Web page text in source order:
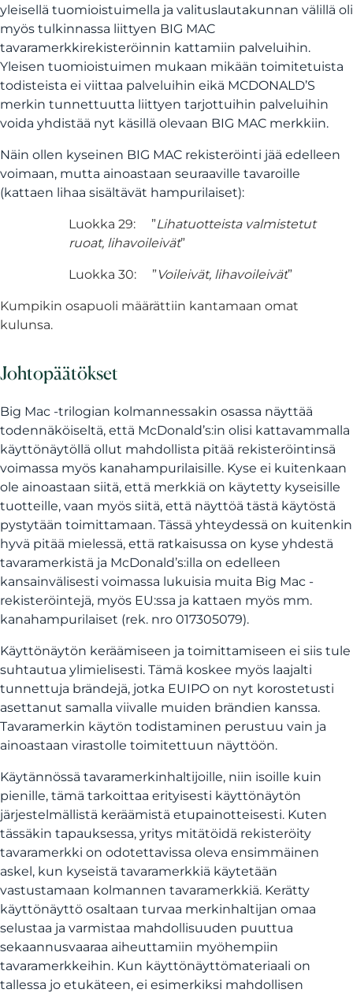
yleisellä tuomioistuimella ja valituslautakunnan välillä oli
myös tulkinnassa liittyen BIG MAC
tavaramerkkirekisteröinnin kattamiin palveluihin.
Yleisen tuomioistuimen mukaan mikään toimitetuista
todisteista ei viittaa palveluihin eikä MCDONALD’S
merkin tunnettuutta liittyen tarjottuihin palveluihin
voida yhdistää nyt käsillä olevaan BIG MAC merkkiin.
Näin ollen kyseinen BIG MAC rekisteröinti jää edelleen
voimaan, mutta ainoastaan seuraaville tavaroille
(kattaen lihaa sisältävät hampurilaiset):
Luokka 29: ”Lihatuotteista valmistetut
ruoat, lihavoileivät”
Luokka 30: ”Voileivät, lihavoileivät”
Kumpikin osapuoli määrättiin kantamaan omat
kulunsa.
Johtopäätökset
Big Mac -trilogian kolmannessakin osassa näyttää
todennäköiseltä, että McDonald’s:in olisi kattavammalla
käyttönäytöllä ollut mahdollista pitää rekisteröintinsä
voimassa myös kanahampurilaisille. Kyse ei kuitenkaan
ole ainoastaan siitä, että merkkiä on käytetty kyseisille
tuotteille, vaan myös siitä, että näyttöä tästä käytöstä
pystytään toimittamaan. Tässä yhteydessä on kuitenkin
hyvä pitää mielessä, että ratkaisussa on kyse yhdestä
tavaramerkistä ja McDonald’s:illa on edelleen
kansainvälisesti voimassa lukuisia muita Big Mac -
rekisteröintejä, myös EU:ssa ja kattaen myös mm.
kanahampurilaiset (rek. nro 017305079).
Käyttönäytön keräämiseen ja toimittamiseen ei siis tule
suhtautua ylimielisesti. Tämä koskee myös laajalti
tunnettuja brändejä, jotka EUIPO on nyt korostetusti
asettanut samalla viivalle muiden brändien kanssa.
Tavaramerkin käytön todistaminen perustuu vain ja
ainoastaan virastolle toimitettuun näyttöön.
Käytännössä tavaramerkinhaltijoille, niin isoille kuin
pienille, tämä tarkoittaa erityisesti käyttönäytön
järjestelmällistä keräämistä etupainotteisesti. Kuten
tässäkin tapauksessa, yritys mitätöidä rekisteröity
tavaramerkki on odotettavissa oleva ensimmäinen
askel, kun kyseistä tavaramerkkiä käytetään
vastustamaan kolmannen tavaramerkkiä. Kerätty
käyttönäyttö osaltaan turvaa merkinhaltijan omaa
selustaa ja varmistaa mahdollisuuden puuttua
sekaannusvaaraa aiheuttamiin myöhempiin
tavaramerkkeihin. Kun käyttönäyttömateriaali on
tallessa jo etukäteen, ei esimerkiksi mahdollisen